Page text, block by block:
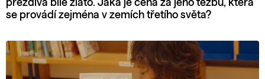
přezdívá bílé zlato. Jaká je cena za jeho těžbu, která
se provádí zejména v zemích třetího světa?